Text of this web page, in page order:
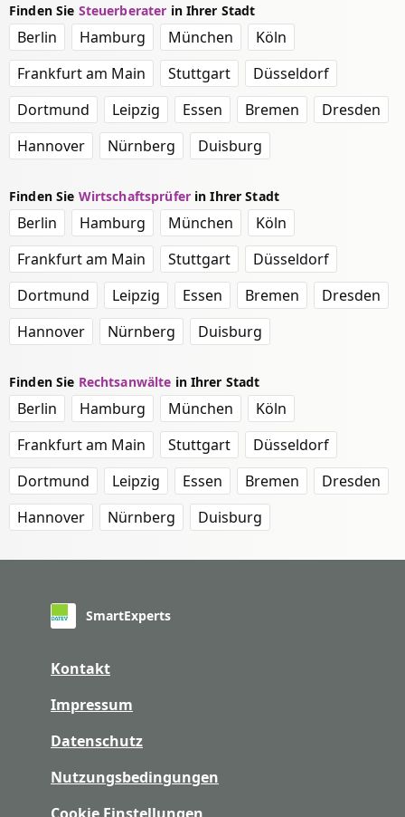
Finden Sie Steuerberater in Ihrer Stadt
Berlin Hamburg München
Köln
Frankfurt am Main
Stuttgart
Düsseldorf
Dortmund
Leipzig Essen Bremen
Dresden
Hannover
Nürnberg Duisburg
Finden Sie Wirtschaftsprüferin Ihrer Stadt
Berlin Hamburg München
Köln
Frankfurt am Main
Stuttgart
Düsseldorf
Dortmund
Leipzig Essen Bremen
Dresden
Hannover
Nürnberg Duisburg
Finden Sie Rechtsanwälte in Ihrer Stadt
Berlin Hamburg München
Köln
Frankfurt am Main
Stuttgart
Düsseldorf
Dortmund
Leipzig Essen Bremen
Dresden
Hannover
Nürnberg Duisburg
SmartExperts
Kontakt
Impressum
Datenschutz
Nutzungsbedingungen